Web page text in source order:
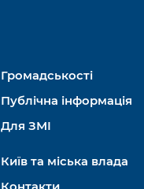
Громадськості
Публічна інформація
Для ЗМІ
Київ та міська влада